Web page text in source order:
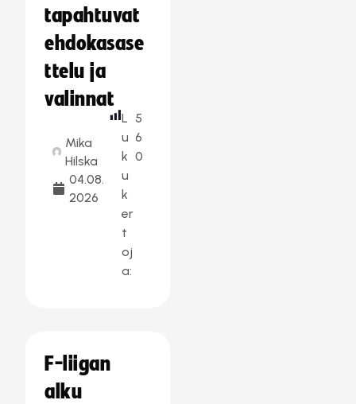
tapahtuvat
ehdokasase
ttelu ja
valinnat
Mika
Hilska
04.08.
2026
L
u
k
u
k
er
t
oj
a:
5
6
0
F-liigan
alku